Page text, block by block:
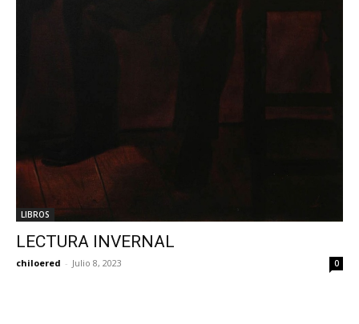
LIBROS
LECTURA INVERNAL
chiloered - Julio 8, 2023 0